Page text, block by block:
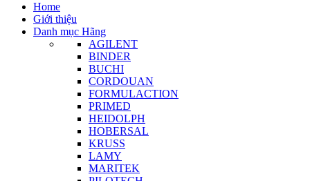
Home
Giới thiệu
Danh mục Hãng
AGILENT
BINDER
BUCHI
CORDOUAN
FORMULACTION
PRIMED
HEIDOLPH
HOBERSAL
KRUSS
LAMY
MARITEK